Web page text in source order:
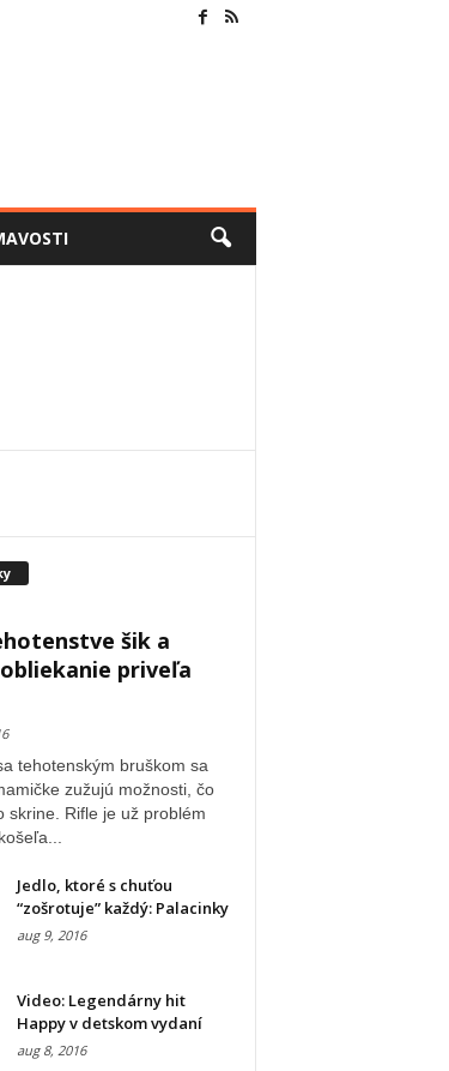
šik a
priveľa
tehotenským bruškom sa
zužujú možnosti, čo
skrine. Rifle je už problém
Jedlo, ktoré s chuťou
“zošrotuje” každý: Palacinky
aug 9, 2016
Video: Legendárny hit
Happy v detskom vydaní
aug 8, 2016